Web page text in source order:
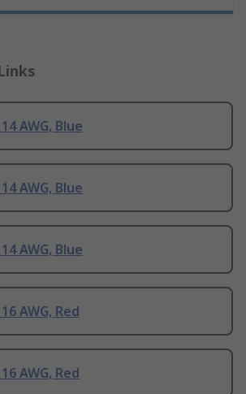
AWG, Blue
AWG, Blue
AWG, Blue
AWG, Red
AWG, Red